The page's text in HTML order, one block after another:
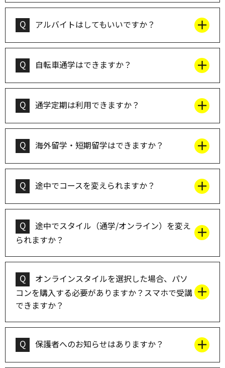
Q アルバイトはしてもいいですか？
Q 自転車通学はできますか？
Q 通学定期は利用できますか？
Q 海外留学・短期留学はできますか？
Q 途中でコースを変えられますか？
Q
途中でスタイル（通学/オンライン）を変え
られますか？
Q
オンラインスタイルを選択した場合、パソ
コンを購入する必要がありますか？スマホで受講
できますか？
Q 保護者へのお知らせはありますか？